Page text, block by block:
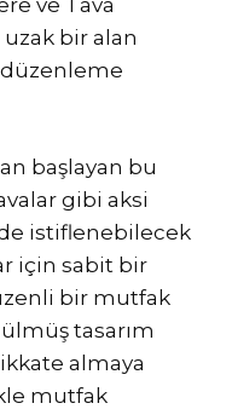
ve Tava
uzak bir alan
başlayan bu
gibi aksi
istiflenebilecek
için sabit bir
bir mutfak
tasarım
almaya
mutfak